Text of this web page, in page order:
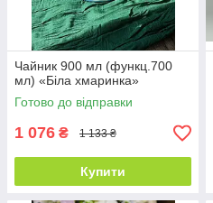
Чайник 900 мл (функц.700
мл) «Біла хмаринка»
Готово до відправки
1 076 ₴ 1 133 ₴
Купити